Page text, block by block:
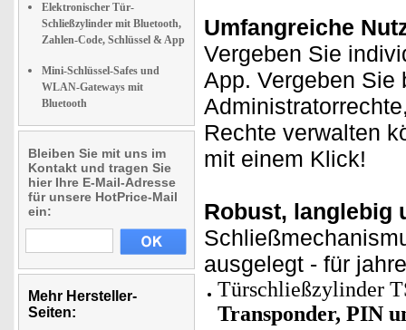
Elektronischer Tür-
Schließzylinder mit Bluetooth,
Zahlen-Code, Schlüssel & App
Mini-Schlüssel-Safes und
WLAN-Gateways mit
Bluetooth
Bleiben Sie mit uns im
Kontakt und tragen Sie
hier Ihre E-Mail-Adresse
für unsere HotPrice-Mail
ein:
Mehr Hersteller-
Seiten:
Umfangreiche
Vergeben Sie
App. Vergeben Sie
Rechte verwalten
mit einem Klick!
Robust, langlebig
ausgelegt - für
Türschließzylinder
Transponder, PIN